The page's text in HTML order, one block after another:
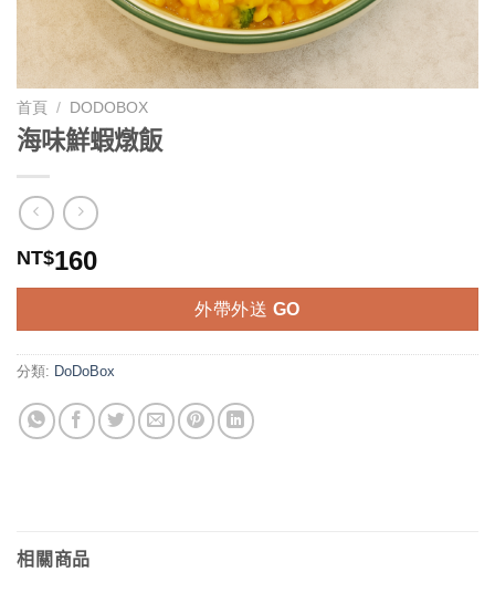
首頁 / DODOBOX
海味鮮蝦燉飯
NT$160
外帶外送 GO
分類: DoDoBox
相關商品